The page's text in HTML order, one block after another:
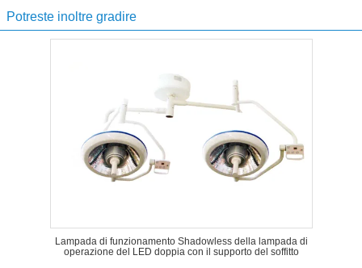
Potreste inoltre gradire
Lampada di funzionamento Shadowless della lampada di
operazione del LED doppia con il supporto del soffitto